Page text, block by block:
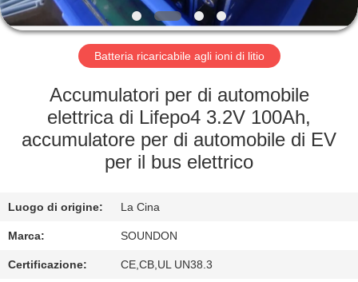
CIRCA
GIRO
DELLA
FABBRICA
CONTROLLO
DI
QUALITÀ
Batteria ricaricabile agli ioni di litio
Accumulatori per di automobile
elettrica di Lifepo4 3.2V 100Ah,
accumulatore per di automobile di EV
per il bus elettrico
Luogo di origine: La Cina
Marca: SOUNDON
Certificazione: CE,CB,UL UN38.3